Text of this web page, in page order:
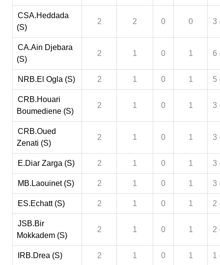
CSA.Heddada
(S)
2 2 0 0 3
CA.Ain Djebara
(S)
2 1 0 1 6
NRB.El Ogla (S) 2 1 0 1 5
CRB.Houari
Boumediene (S)
2 1 0 1 3
CRB.Oued
Zenati (S)
2 1 0 1 3
E.Diar Zarga (S) 2 1 0 1 3
MB.Laouinet (S) 2 1 0 1 3
ES.Echatt (S) 2 1 0 1 2
JSB.Bir
Mokkadem (S)
2 1 0 1 2
IRB.Drea (S) 2 1 0 1 1